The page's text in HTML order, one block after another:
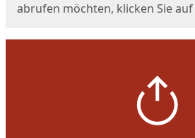
abrufen möchten, klicken Sie